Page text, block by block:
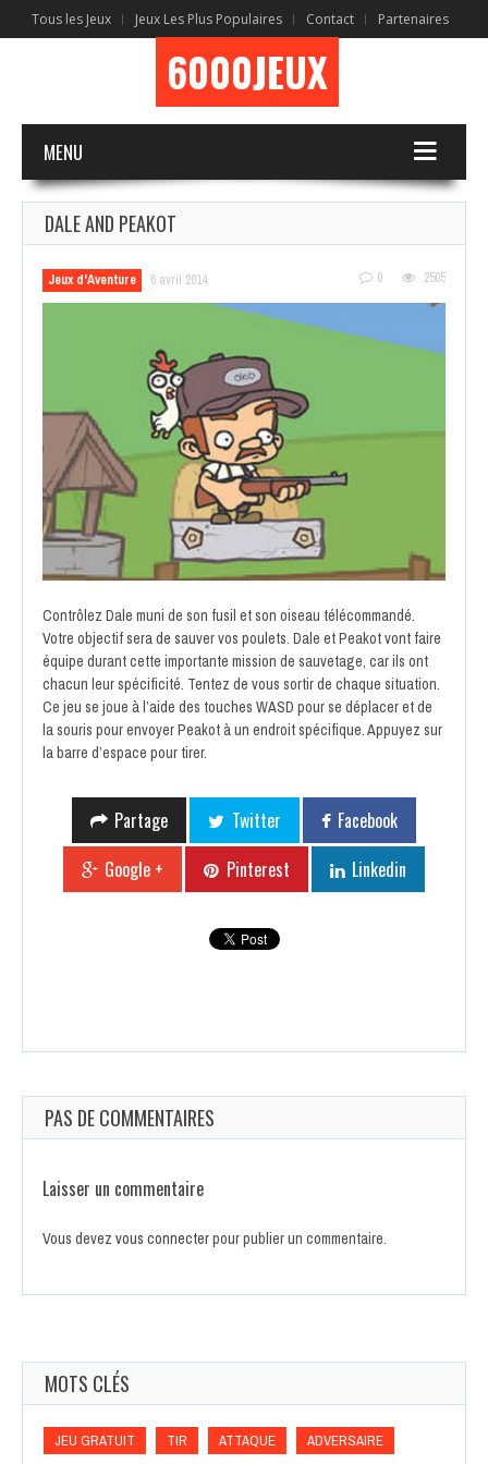
Tous les Jeux Jeux Les Plus Populaires Contact Partenaires
6000JEUX
MENU
DALE AND PEAKOT
Jeux d'Aventure 6 avril 2014 0 2505
Contrôlez Dale muni de son fusil et son oiseau télécommandé.
Votre objectif sera de sauver vos poulets. Dale et Peakot vont faire
équipe durant cette importante mission de sauvetage, car ils ont
chacun leur spécificité. Tentez de vous sortir de chaque situation.
Ce jeu se joue à l’aide des touches WASD pour se déplacer et de
la souris pour envoyer Peakot à un endroit spécifique. Appuyez sur
la barre d’espace pour tirer.
Partage Twitter
Facebook
Google +
Pinterest Linkedin
PAS DE COMMENTAIRES
Laisser un commentaire
Vous devez vous connecterpour publier un commentaire.
MOTS CLÉS
JEU GRATUIT TIR ATTAQUE ADVERSAIRE